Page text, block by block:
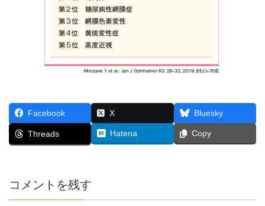
Facebook X Bluesky
Threads Hatena Copy
コメントを残す